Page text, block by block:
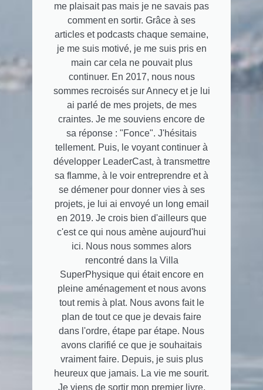
me plaisait pas mais je ne savais pas
comment en sortir. Grâce à ses
articles et podcasts chaque semaine,
je me suis motivé, je me suis pris en
main car cela ne pouvait plus
continuer. En 2017, nous nous
sommes recroisés sur Annecy et je lui
ai parlé de mes projets, de mes
craintes. Je me souviens encore de
sa réponse : "Fonce". J'hésitais
tellement. Puis, le voyant continuer à
développer LeaderCast, à transmettre
sa flamme, à le voir entreprendre et à
se démener pour donner vies à ses
projets, je lui ai envoyé un long email
en 2019. Je crois bien d'ailleurs que
c'est ce qui nous amène aujourd'hui
ici. Nous nous sommes alors
rencontré dans la Villa
SuperPhysique qui était encore en
pleine aménagement et nous avons
tout remis à plat. Nous avons fait le
plan de tout ce que je devais faire
dans l'ordre, étape par étape. Nous
avons clarifié ce que je souhaitais
vraiment faire. Depuis, je suis plus
heureux que jamais. La vie me sourit.
Je viens de sortir mon premier livre,